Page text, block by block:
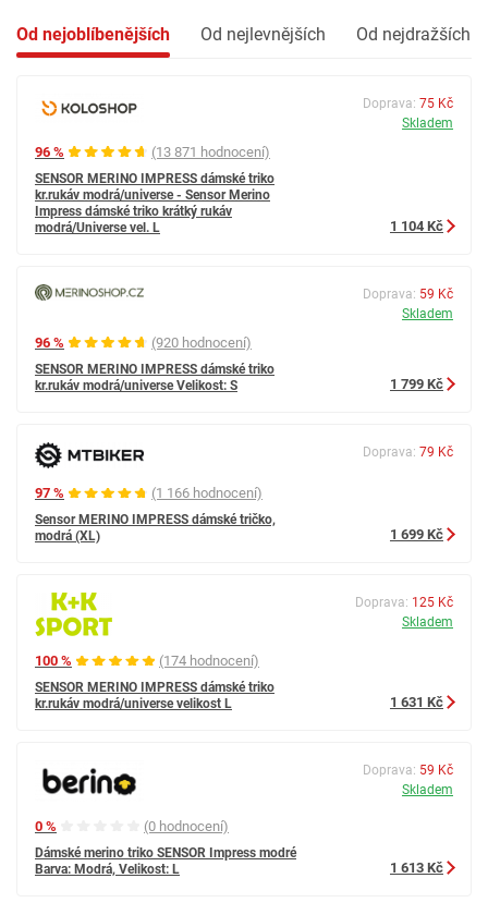
Od nejoblíbenějších Od nejlevnějších Od nejdražších
96 % (13 871 hodnocení)
SENSOR MERINO IMPRESS dámské triko
kr.rukáv modrá/universe - Sensor Merino
Impress dámské triko krátký rukáv
modrá/Universe vel. L
Doprava: 75 Kč
Skladem
1 104 Kč
96 % (920 hodnocení)
SENSOR MERINO IMPRESS dámské triko
kr.rukáv modrá/universe Velikost: S
Doprava: 59 Kč
Skladem
1 799 Kč
97 % (1 166 hodnocení)
Sensor MERINO IMPRESS dámské tričko,
modrá (XL)
Doprava: 79 Kč
1 699 Kč
100 % (174 hodnocení)
SENSOR MERINO IMPRESS dámské triko
kr.rukáv modrá/universe velikost L
Doprava: 125 Kč
Skladem
1 631 Kč
0 % (0 hodnocení)
Dámské merino triko SENSOR Impress modré
Barva: Modrá, Velikost: L
Doprava: 59 Kč
Skladem
1 613 Kč